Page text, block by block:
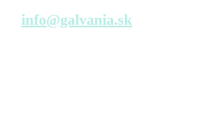
info@galvania.sk